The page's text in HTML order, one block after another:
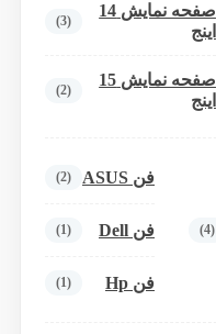
صفحه نمایش 14
اینج
(3)
صفحه نمایش 15
اینج
(2)
(4)
فن ASUS (2)
فن Dell (1)
فن Hp (1)